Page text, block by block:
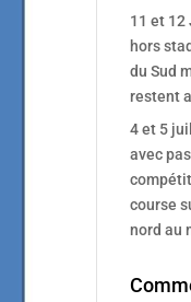
11 et
hors
du Sud
restent
4 et 5
avec
course
nord au